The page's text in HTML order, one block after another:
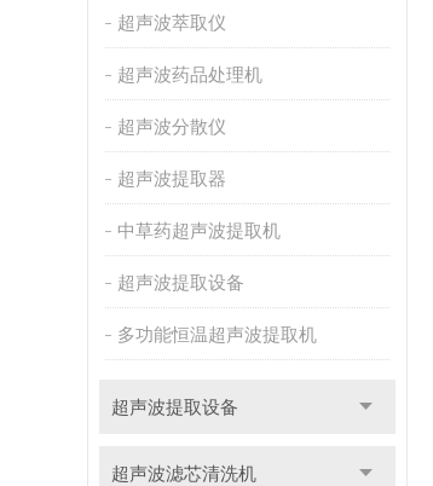
超声波萃取仪
超声波药品处理机
超声波分散仪
超声波提取器
中草药超声波提取机
超声波提取设备
多功能恒温超声波提取机
超声波提取设备
超声波滤芯清洗机